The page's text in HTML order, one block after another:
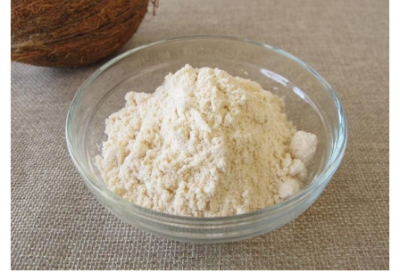
Doppelt antippen zum
vergrößern